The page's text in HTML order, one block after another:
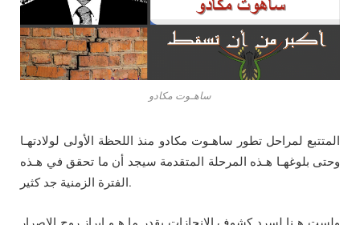
ساهـوت مكادو
المتتبع لمراحل تطور ساهـوت مكادو منذ اللحظة الأولى لولادتهـا
وحتى بلوغهـا هـذه المرحلة المتقدمة سيجد أن ما تحقق في هـذه
الفترة الزمنية جد كثير.